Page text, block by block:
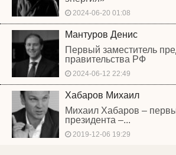
2024-06-20 01:08
Мантуров Денис
Первый заместитель
правительства РФ
2024-06-12 22:49
Хабаров Михаил
Михаил Хабаров –
президента –...
2019-12-06 19:29